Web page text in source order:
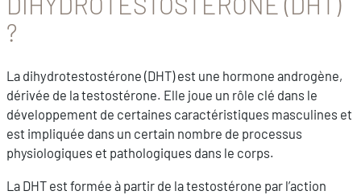
?
La dihydrotestostérone (DHT) est une hormone androgène,
dérivée de la testostérone. Elle joue un rôle clé dans le
développement de certaines caractéristiques masculines et
est impliquée dans un certain nombre de processus
physiologiques et pathologiques dans le corps.
La DHT est formée à partir de la testostérone par l’action